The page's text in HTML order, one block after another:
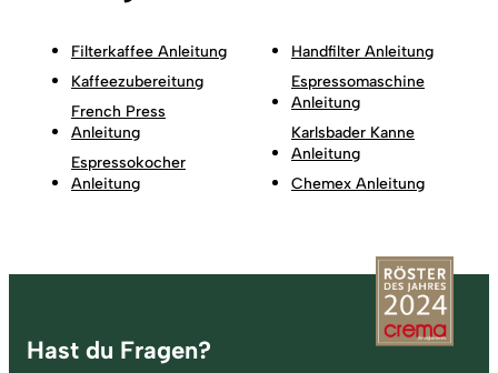
Filterkaffee Anleitung
Kaffeezubereitung
French Press
Anleitung
Espressokocher
Anleitung
Handfilter Anleitung
Espressomaschine
Anleitung
Karlsbader Kanne
Anleitung
Chemex Anleitung
Fußzeile
Hast du Fragen?